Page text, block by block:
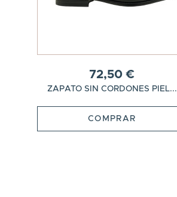
72,50 €
ZAPATO SIN CORDONES PIEL...
COMPRAR